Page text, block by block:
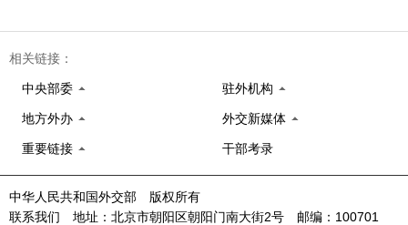
相关链接：
中央部委 驻外机构
地方外办 外交新媒体
重要链接 干部考录
中华人民共和国外交部 版权所有
联系我们 地址：北京市朝阳区朝阳门南大街2号 邮编：100701